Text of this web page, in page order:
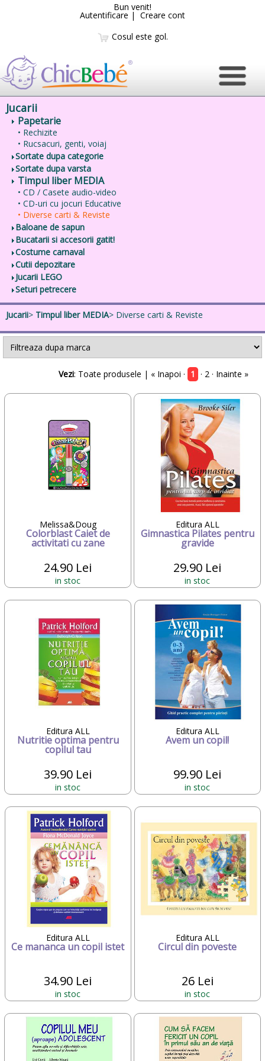
Bun venit!
Autentificare | Creare cont
Cosul este gol.
Jucarii
Papetarie
• Rechizite
• Rucsacuri, genti, voiaj
Sortate dupa categorie
Sortate dupa varsta
Timpul liber MEDIA
• CD / Casete audio-video
• CD-uri cu jocuri Educative
• Diverse carti & Reviste
Baloane de sapun
Bucatarii si accesorii gatit!
Costume carnaval
Cutii depozitare
Jucarii LEGO
Seturi petrecere
Jucarii> Timpul liber MEDIA> Diverse carti & Reviste
Vezi: Toate produsele | « Inapoi · 1 · 2 · Inainte »
Melissa&Doug
Colorblast Caiet de
activitati cu zane
24.90 Lei
in stoc
Editura ALL
Gimnastica Pilates pentru
gravide
29.90 Lei
in stoc
Editura ALL
Nutritie optima pentru
copilul tau
39.90 Lei
in stoc
Editura ALL
Avem un copil!
99.90 Lei
in stoc
Editura ALL
Ce mananca un copil istet
34.90 Lei
in stoc
Editura ALL
Circul din poveste
26 Lei
in stoc